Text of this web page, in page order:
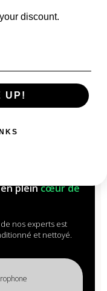
pleincœur de
nos experts est
et nettoyé.
discount.
UP!